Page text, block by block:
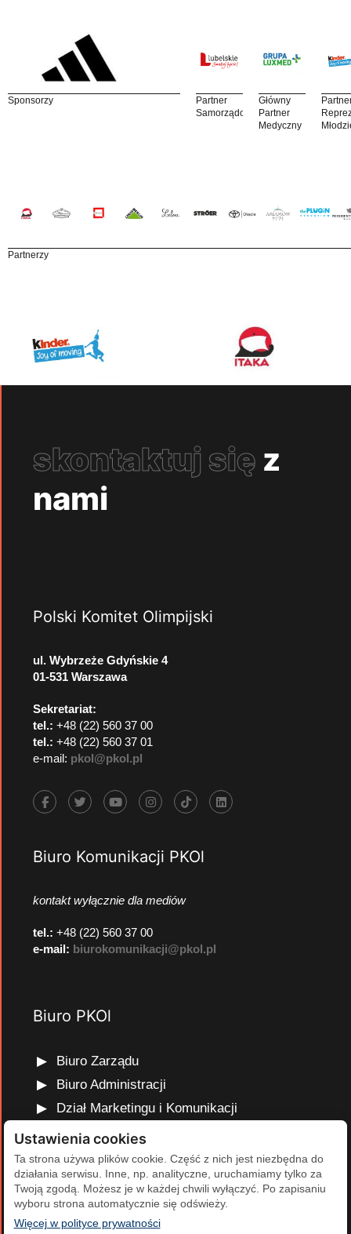
Sponsorzy
Partner
Samorządowy
Główny
Partner
Medyczny
Partnerzy
skontaktuj się z
nami
Polski Komitet Olimpijski
ul. Wybrzeże Gdyńskie 4
01-531 Warszawa
Sekretariat:
tel.: +48 (22) 560 37 00
tel.: +48 (22) 560 37 01
e-mail: pkol@pkol.pl
Biuro Komunikacji PKOl
kontakt wyłącznie dla mediów
tel.: +48 (22) 560 37 00
e-mail: biurokomunikacji@pkol.pl
Biuro PKOl
Biuro Zarządu
Biuro Administracji
Dział Marketingu i Komunikacji
Dział Edukacji Olimpijskiej
Dział Finansów i Kadr
Dział Projektów Olimpijskich
Dział Programów Rozwojowych
Ustawienia cookies
Ta strona używa plików cookie. Część z nich jest niezbędna do
działania serwisu. Inne, np. analityczne, uruchamiamy tylko za
Twoją zgodą. Możesz je w każdej chwili wyłączyć. Po zapisaniu
wyboru strona automatycznie się odświeży.
Więcej w polityce prywatności(otwiera się w nowej karcie)